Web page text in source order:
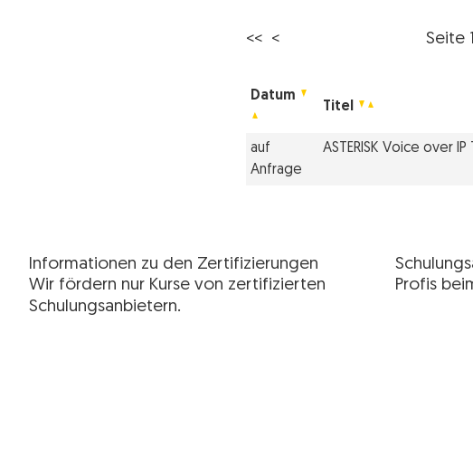
<< < Seite
Datum
Titel
auf
Anfrage
ASTERISK Voice over
Informationen zu den Zertifizierungen
Wir fördern nur Kurse von zertifizierten
Schulungsanbietern.
Profis